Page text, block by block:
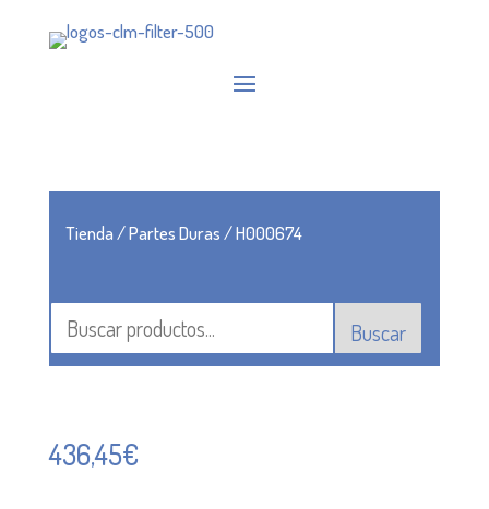
Tienda/Partes Duras/ H000674
Buscar
436,45€